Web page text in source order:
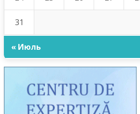
31
« Июль